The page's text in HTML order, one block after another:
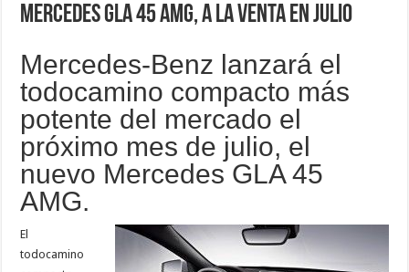
Mercedes GLA 45 AMG, a la venta en julio
Mercedes-Benz lanzará el
todocamino compacto más
potente del mercado el
próximo mes de julio, el
nuevo Mercedes GLA 45
AMG.
El
todocamino